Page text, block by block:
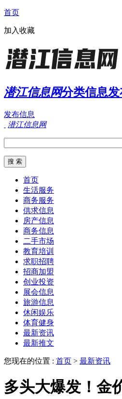
首页
加入收藏
潜江信息网分类信息
发布信息
潜江信息网
首页
生活服务
商务服务
供求信息
房产信息
商务信息
二手市场
教育培训
求职招聘
招商加盟
创业投资
展会信息
旅游信息
休闲娱乐
体育健身
最新资讯
最新推文
您现在的位置 : 首页 > 最新资讯
多头大爆发！金